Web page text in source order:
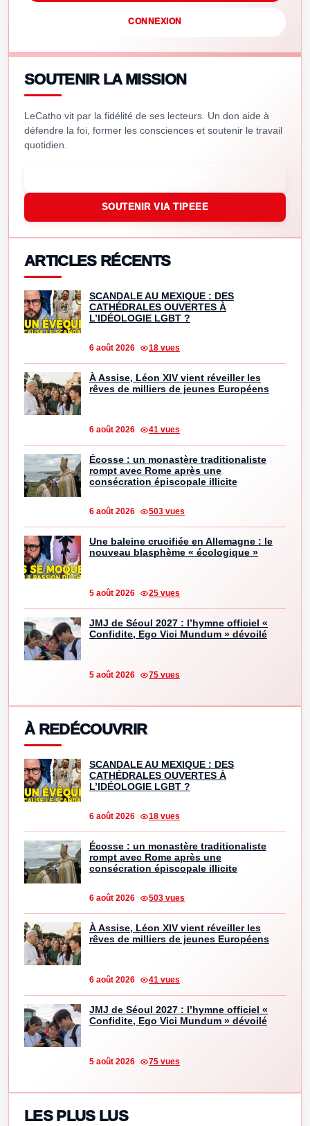
CONNEXION
SOUTENIR LA MISSION
LeCatho vit par la fidélité de ses lecteurs. Un don aide à
défendre la foi, former les consciences et soutenir le travail
quotidien.
SOUTENIR VIA TIPEEE
ARTICLES RÉCENTS
SCANDALE AU MEXIQUE : DES
CATHÉDRALES OUVERTES À
L’IDÉOLOGIE LGBT ?
6 août 2026 18 vues
À Assise, Léon XIV vient réveiller les
rêves de milliers de jeunes Européens
6 août 2026 41 vues
Écosse : un monastère traditionaliste
rompt avec Rome après une
consécration épiscopale illicite
6 août 2026 503 vues
Une baleine crucifiée en Allemagne : le
nouveau blasphème « écologique »
5 août 2026 25 vues
JMJ de Séoul 2027 : l’hymne officiel «
Confidite, Ego Vici Mundum » dévoilé
5 août 2026 75 vues
À REDÉCOUVRIR
SCANDALE AU MEXIQUE : DES
CATHÉDRALES OUVERTES À
L’IDÉOLOGIE LGBT ?
6 août 2026 18 vues
Écosse : un monastère traditionaliste
rompt avec Rome après une
consécration épiscopale illicite
6 août 2026 503 vues
À Assise, Léon XIV vient réveiller les
rêves de milliers de jeunes Européens
6 août 2026 41 vues
JMJ de Séoul 2027 : l’hymne officiel «
Confidite, Ego Vici Mundum » dévoilé
5 août 2026 75 vues
LES PLUS LUS